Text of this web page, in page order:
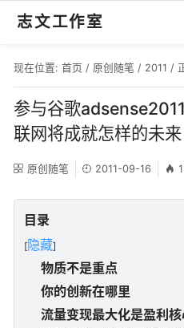
志文工作室
现在位置: 首页 / 原创随笔 / 2011 /
参与谷歌
联网将成就怎样的未来
原创随笔 2011-09-16
目录
[隐藏]
物质不是重点
你的创新在哪里
流量变现最大化是盈利